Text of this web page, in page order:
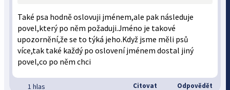
Také psa hodně oslovuji jménem,ale pak následuje
povel,který po něm požaduji.Jméno je takové
upozornění,že se to týká jeho.Když jsme měli psů
více,tak také každý po oslovení jménem dostal jiný
povel,co po něm chci
1 hlas Citovat Odpovědět